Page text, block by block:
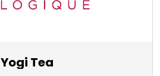
Yogi Tea